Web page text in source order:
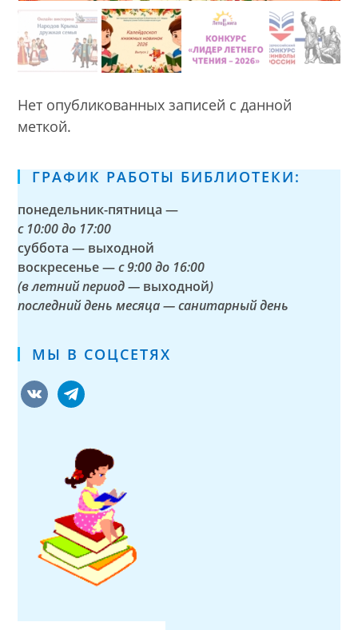
Нет опубликованных записей с данной
меткой.
ГРАФИК РАБОТЫ БИБЛИОТЕКИ:
понедельник-пятница —
с 10:00 до 17:00
суббота — выходной
воскресенье —с 9:00 до 16:00
(в летний период — выходной)
последний день месяца — санитарный день
МЫ В СОЦСЕТЯХ
vkontaktetelegram